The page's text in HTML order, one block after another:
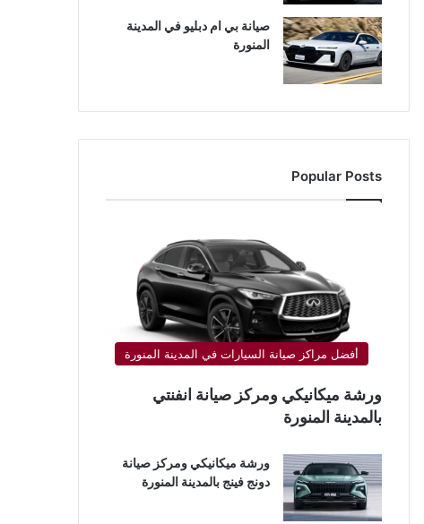
صيانة بي ام دبليو في المدينة
المنورة
Popular Posts
أفضل مراكز صيانة السيارات في المدينة المنورة
ورشة ميكانيكي ومركز صيانة انفنتي
بالمدينة المنورة
ورشة ميكانيكي ومركز صيانة
دونج فينج بالمدينة المنورة